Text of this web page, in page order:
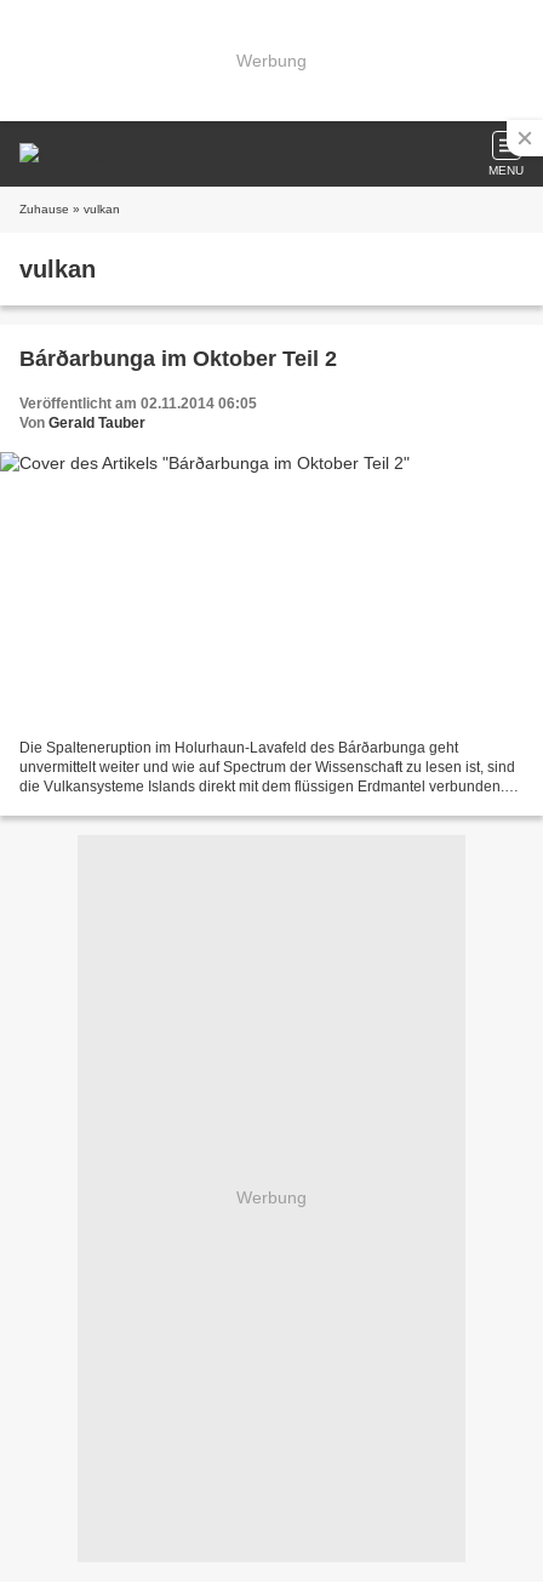
Werbung
MENU
Zuhause » vulkan
vulkan
Bárðarbunga im Oktober Teil 2
Veröffentlicht am 02.11.2014 06:05
Von Gerald Tauber
Die Spalteneruption im Holurhaun-Lavafeld des Bárðarbunga geht
unvermittelt weiter und wie auf Spectrum der Wissenschaft zu lesen ist, sind
die Vulkansysteme Islands direkt mit dem flüssigen Erdmantel verbunden.
Werbung